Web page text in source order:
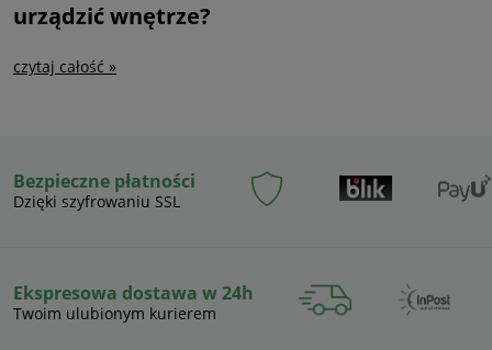
urządzić wnętrze?
czytaj całość »
Bezpieczne płatności
Dzięki szyfrowaniu SSL
Ekspresowa dostawa w 24h
Twoim ulubionym kurierem